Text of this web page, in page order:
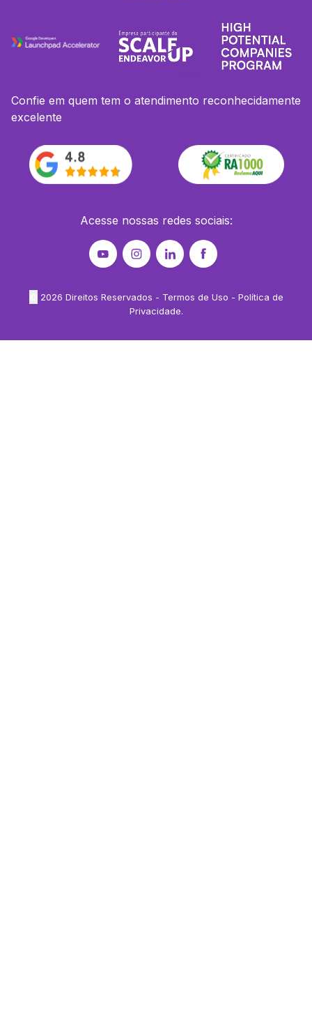
Confie em quem tem o atendimento reconhecidamente
excelente
Acesse nossas redes sociais:
2026 Direitos Reservados - Termos de Uso - Política de
Privacidade.